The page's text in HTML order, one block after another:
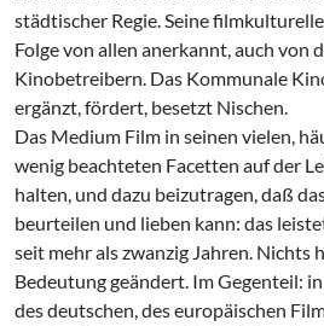
städtischer Regie. Seine
Folge von allen anerkannt, auch von
Kinobetreibern. Das Kommunale
ergänzt, fördert, besetzt Nischen.
Das Medium Film in seinen vielen,
wenig beachteten Facetten auf der
halten, und dazu beizutragen, daß
beurteilen und lieben kann: das
seit mehr als zwanzig Jahren. Nichts
Bedeutung geändert. Im Gegenteil:
des deutschen, des europäischen